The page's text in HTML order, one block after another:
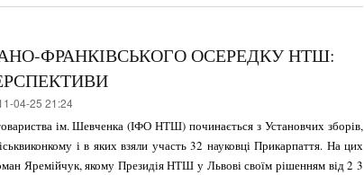
ФРАНКІВСЬКОГО ОСЕРЕДКУ НТШ:
04-25 21:24
ім. Шевченка (ІФО НТШ) починаєть­ся з Установчих зборів,
і в яких взяли участь 32 науковці Прикарпаття. На цих
Яремійчук, якому Президія НТШ у Львові своїм рішенням від 2 3